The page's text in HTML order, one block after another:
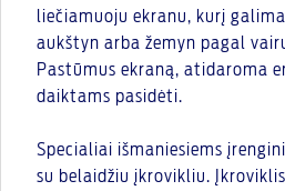
liečiamuoju ekranu, kurį
aukštyn arba žemyn pagal
Pastūmus ekraną, atidaroma
daiktams pasidėti.
Specialiai išmaniesiems
su belaidžiu įkrovikliu.